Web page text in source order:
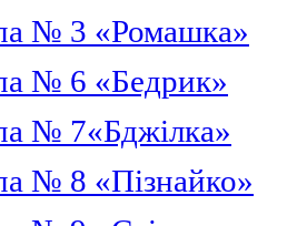
№ 3 «Ромашка»
№ 6 «Бедрик»
№ 7«Бджілка»
№ 8 «Пізнайко»